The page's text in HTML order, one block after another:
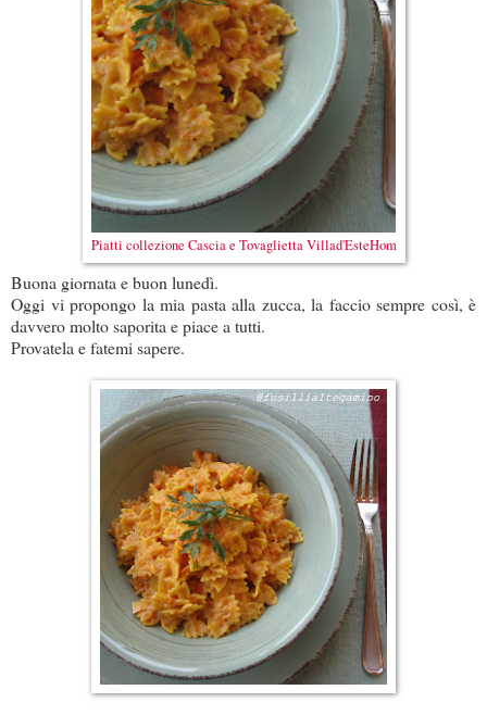
Piatti collezione Cascia e Tovaglietta Villad'EsteHom
Buona giornata e buon lunedì.
Oggi vi propongo la mia pasta alla zucca, la faccio sempre così, è
davvero molto saporita e piace a tutti.
Provatela e fatemi sapere.